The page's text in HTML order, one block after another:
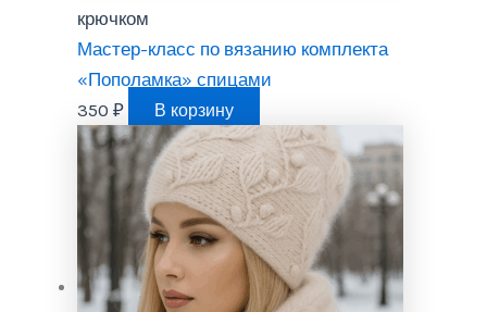
крючком
Мастер-класс по вязанию комплекта
«Пополамка» спицами
350 ₽ В корзину